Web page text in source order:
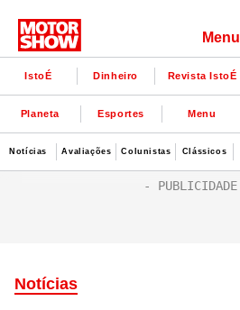
Menu
IstoÉ Dinheiro Revista IstoÉ
Planeta Esportes Menu
Notícias Avaliações Colunistas Clássicos
Notícias